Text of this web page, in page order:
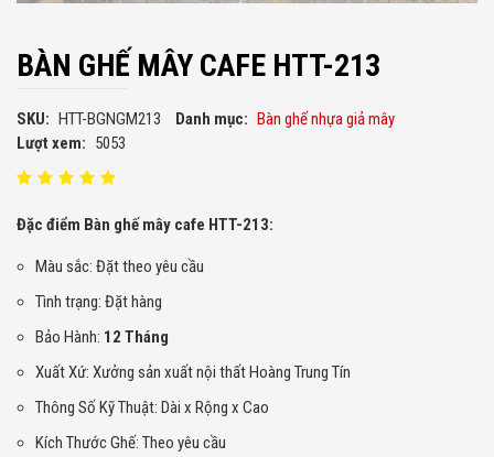
BÀN GHẾ MÂY CAFE HTT-213
SKU: HTT-BGNGM213 Danh mục:
Bàn ghế nhựa giả mây
Lượt xem: 5053
Đặc điểm Bàn ghế mây cafe HTT-213:
Màu sắc: Đặt theo yêu cầu
Tình trạng: Đặt hàng
Bảo Hành: 12 Tháng
Xuất Xứ: Xưởng sản xuất nội thất Hoàng Trung Tín
Thông Số Kỹ Thuật: Dài x Rộng x Cao
Kích Thước Ghế: Theo yêu cầu